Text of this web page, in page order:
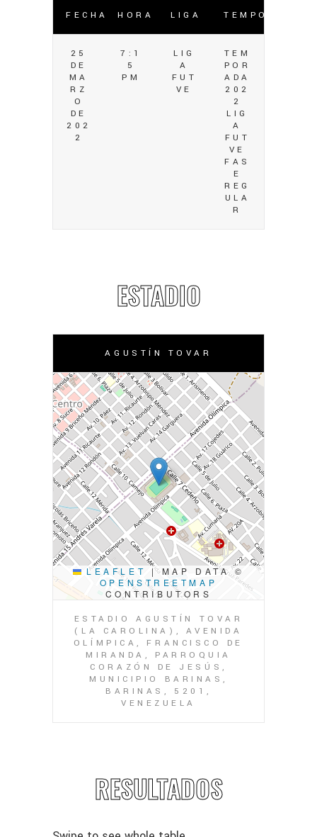
FECHA HORA LIGA TEMPORADA
25
DE
MA
RZ
O
DE
202
2
7:1
5
PM
LIG
A
FUT
VE
TEM
POR
ADA
202
2
LIG
A
FUT
VE
FAS
E
REG
ULA
R
ESTADIO
AGUSTÍN TOVAR
LEAFLET |MAP DATA ©
OPENSTREETMAP
CONTRIBUTORS
ESTADIO AGUSTÍN TOVAR
(LA CAROLINA), AVENIDA
OLÍMPICA, FRANCISCO DE
MIRANDA, PARROQUIA
CORAZÓN DE JESÚS,
MUNICIPIO BARINAS,
BARINAS, 5201,
VENEZUELA
RESULTADOS